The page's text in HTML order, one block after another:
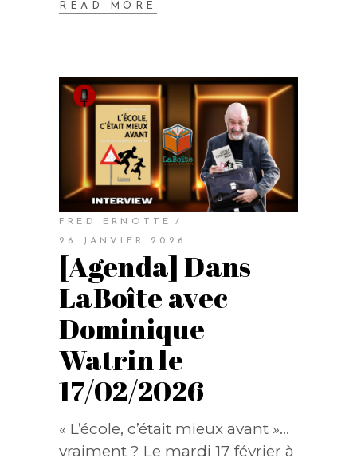
READ MORE
FRED ERNOTTE
26 JANVIER 2026
[Agenda] Dans
LaBoîte avec
Dominique
Watrin le
17/02/2026
« L’école, c’était mieux avant »…
vraiment ? Le mardi 17 février à